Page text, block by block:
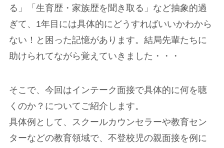
る」「生育歴・家族歴を聞き取る」など抽象的過
ぎて、1年目には具体的にどうすればいいかわから
ない！と困った記憶があります。結局先輩たちに
助けられてながら覚えていきました・・・
そこで、今回はインテーク面接で具体的に何を聴
くのか？についてご紹介します。
具体例として、スクールカウンセラーや教育セン
ターなどの教育領域で、不登校児の親面接を例に